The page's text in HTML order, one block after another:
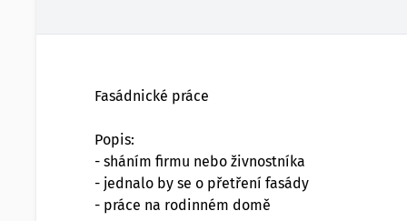
Fasádnické práce
Popis:
- sháním firmu nebo živnostníka
- jednalo by se o přetření fasády
- práce na rodinném domě